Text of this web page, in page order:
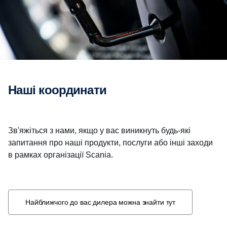
Наші координати
Зв'яжіться з нами, якщо у вас виникнуть будь-які
запитання про наші продукти, послуги або інші заходи
в рамках організації Scania.
Найближчого до вас дилера можна знайти тут